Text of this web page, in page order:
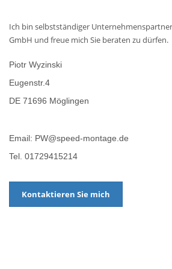
Ich bin selbstständiger
GmbH und freue mich Sie beraten zu dürfen.
Piotr Wyzinski
Eugenstr.4
DE 71696 Möglingen
Email: PW@speed-montage.de
Tel. 01729415214
Kontaktieren Sie mich